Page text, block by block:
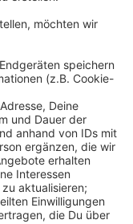
Bei den
Meldungen
zwei Männer
als